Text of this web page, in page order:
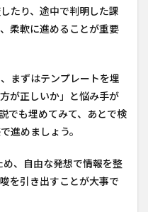
たり、途中で判明した課
柔軟に進めることが重要
まずはテンプレートを埋
が正しいか」と悩み手が
でも埋めてみて、あとで検
進めましょう。
、自由な発想で情報を整
を引き出すことが大事で